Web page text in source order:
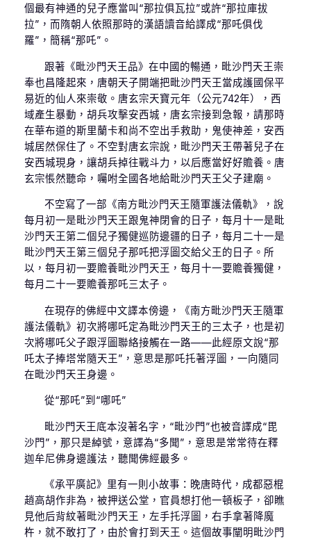
個最有神通的兒子應當叫“那拉俱瓦拉”或許“那拉庫拔
拉”，而隋朝人依照那時的漢語讀音給譯成“那吒俱伐
羅”，簡稱“那吒”。
跟著《毗沙門天王品》在中國的暢通，毗沙門天王崇
奉也昌隆起來，唐朝天子開端把毗沙門天王當成護國保平
易近的仙人來崇敬。唐玄宗天寶元年（公元742年），西
域產生暴動，胡兵攻擊安西城，唐玄宗接到急報，請那時
在華布道的斯里蘭卡和尚不空出手救助，鬼使神差，安西
城居然保住了。不空對唐玄宗說，毗沙門天王帶著兒子在
安西城現身，讓胡兵掉往戰斗力，以后應當好好贍養。唐
玄宗悵然聽命，囑咐全國各地給毗沙門天王父子建廟。
不空寫了一部《南方毗沙門天王隨軍護法儀軌》，說
每月初一是毗沙門天王跟鬼神閉會的日子，每月十一是毗
沙門天王第二個兒子獨健巡防邊疆的日子，每月二十一是
毗沙門天王第三個兒子那吒把浮圖交給父王的日子。所
以，每月初一要贍養毗沙門天王，每月十一要贍養獨健，
每月二十一要贍養那吒三太子。
在現存的佛經中文譯本傍邊，《南方毗沙門天王隨軍
護法儀軌》初次將哪吒定為毗沙門天王的三太子，也是初
次將哪吒父子跟浮圖聯絡接觸在一路——此經原文說“那
吒太子捧塔常隨天王”，意思是那吒托著浮圖，一向隨同
在毗沙門天王身邊。
從“那吒”到“哪吒”
毗沙門天王底本沒著名字，“毗沙門”也被音譯成“毘
沙門”，那只是綽號，意譯為“多聞”，意思是常常待在釋
迦牟尼佛身邊護法，聽聞佛經最多。
《承平廣記》里有一則小故事：晚唐時代，成都惡棍
趙高胡作非為，被押送公堂，官員想打他一頓板子，卻瞧
見他后背紋著毗沙門天王，左手托浮圖，右手拿著降魔
杵，就不敢打了，由於會打到天王。這個故事闡明毗沙門